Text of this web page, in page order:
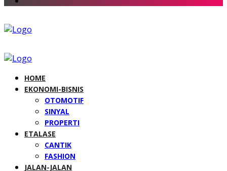
HOME
EKONOMI-BISNIS
OTOMOTIF
SINYAL
PROPERTI
ETALASE
CANTIK
FASHION
JALAN-JALAN